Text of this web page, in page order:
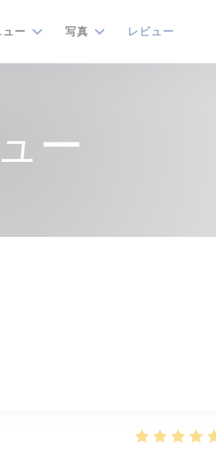
ュー 写真 レビュー
((
ー